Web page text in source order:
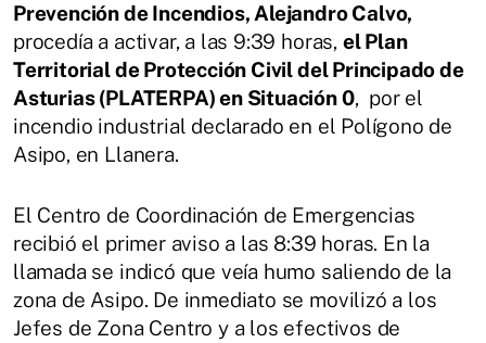
Prevención de Incendios, Alejandro Calvo,
procedía a activar, a las 9:39 horas, el Plan
Territorial de Protección Civil del Principado de
Asturias (PLATERPA) en Situación 0, por el
incendio industrial declarado en el Polígono de
Asipo, en Llanera.
El Centro de Coordinación de Emergencias
recibió el primer aviso a las 8:39 horas. En la
llamada se indicó que veía humo saliendo de la
zona de Asipo. De inmediato se movilizó a los
Jefes de Zona Centro y a los efectivos de